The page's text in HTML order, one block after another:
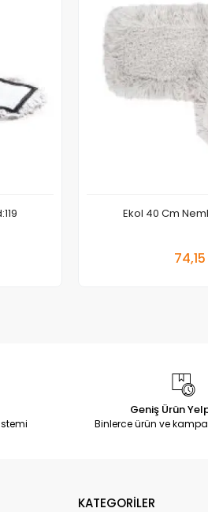
Ekol 40 Cm
Geniş Ürün
Binlerce ürün ve
KATEGORİLER